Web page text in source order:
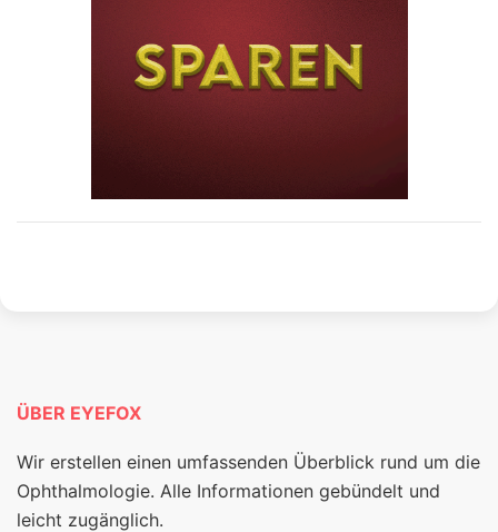
ÜBER EYEFOX
Wir erstellen einen umfassenden Überblick rund um die
Ophthalmologie. Alle Informationen gebündelt und
leicht zugänglich.